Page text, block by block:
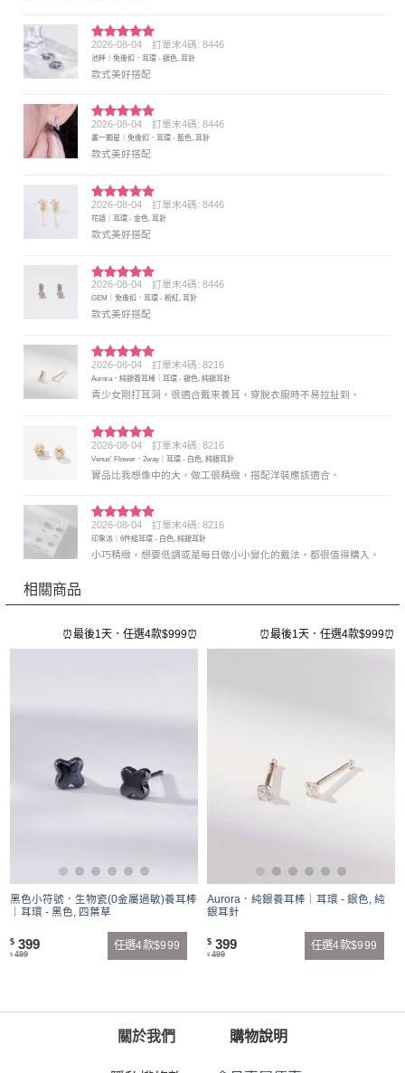
評分5滿
分 5
2026-08-04 訂單末4碼: 8446
池畔｜免後扣．耳環 - 銀色, 耳針
款式美好搭配
評分5 滿
分 5
2026-08-04 訂單末4碼: 8446
畫一顆星｜免後扣．耳環 - 藍色, 耳針
款式美好搭配
評分5 滿
分 5
2026-08-04 訂單末4碼: 8446
花語｜耳環 - 金色, 耳針
款式美好搭配
評分5 滿
分 5
2026-08-04 訂單末4碼: 8446
GEM｜免後扣．耳環 - 粉紅, 耳針
款式美好搭配
評分5 滿
分 5
2026-08-04 訂單末4碼: 8216
Aurora．純銀養耳棒｜耳環 - 銀色, 純銀耳針
青少女剛打耳洞，很適合戴來養耳，穿脫衣服時不易拉扯到。
評分5滿
分 5
2026-08-04 訂單末4碼: 8216
Venus' Flower．2way｜耳環 - 白色, 純銀耳針
實品比我想像中的大，做工很精緻，搭配洋裝應該適合。
評分5 滿
分 5
2026-08-04 訂單末4碼: 8216
印象派｜6件組耳環 - 白色, 純銀耳針
小巧精緻，想要低調或是每日做小小變化的戴法，都很值得購入。
相關商品
⏰最後1天．任選4款$999⏰
黑色小符號．生物瓷(0金屬過敏)養耳棒
｜耳環 - 黑色, 四葉草
$ 399
$ 499
任選4款$999
⏰最後1天．任選4款$999⏰
Aurora．純銀養耳棒｜耳環 - 銀色, 純
銀耳針
$ 399
$ 499
任選4款$999
關於我們 購物說明